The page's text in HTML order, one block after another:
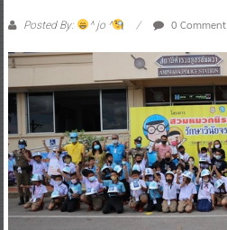
Posted By: ^ jo ^ 0 Comment